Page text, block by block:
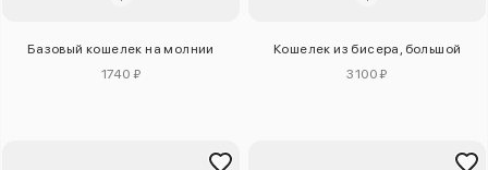
Базовый кошелек на молнии
1740 ₽
Кошелек из бисера, большой
3100 ₽